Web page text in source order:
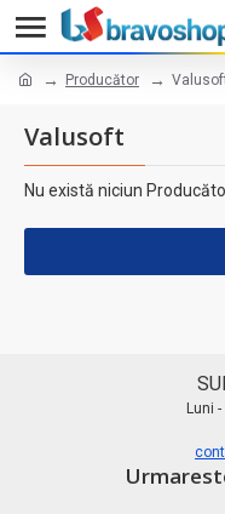
Producător
Valusoft
Nu există niciun
Luni